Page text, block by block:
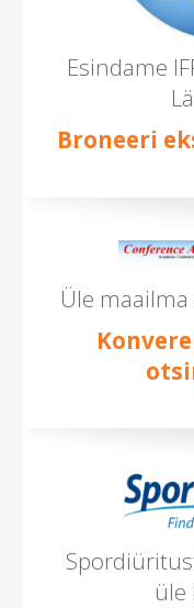
Esindame
Broneeri
Üle
üle